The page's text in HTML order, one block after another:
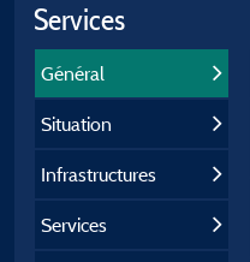
Services
Général
Situation
Infrastructures
Services